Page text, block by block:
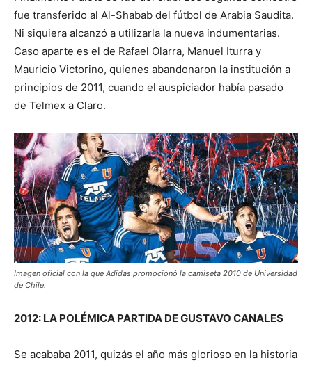
fue transferido al Al-Shabab del fútbol de Arabia Saudita.
Ni siquiera alcanzó a utilizarla la nueva indumentarias.
Caso aparte es el de Rafael Olarra, Manuel Iturra y
Mauricio Victorino, quienes abandonaron la institución a
principios de 2011, cuando el auspiciador había pasado
de Telmex a Claro.
Imagen oficial con la que Adidas promocionó la camiseta 2010 de Universidad
de Chile.
2012: LA POLÉMICA PARTIDA DE GUSTAVO CANALES
Se acababa 2011, quizás el año más glorioso en la historia